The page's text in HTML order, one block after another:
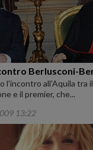
Berlusconi-
l'incontro all'Aquila tra
e il premier, che...
13:22